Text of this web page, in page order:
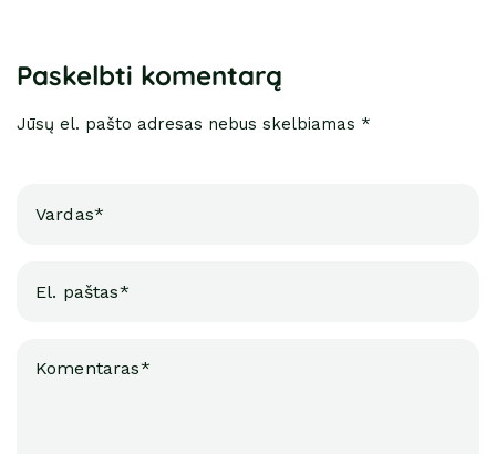
Paskelbti komentarą
Jūsų el. pašto adresas nebus skelbiamas *